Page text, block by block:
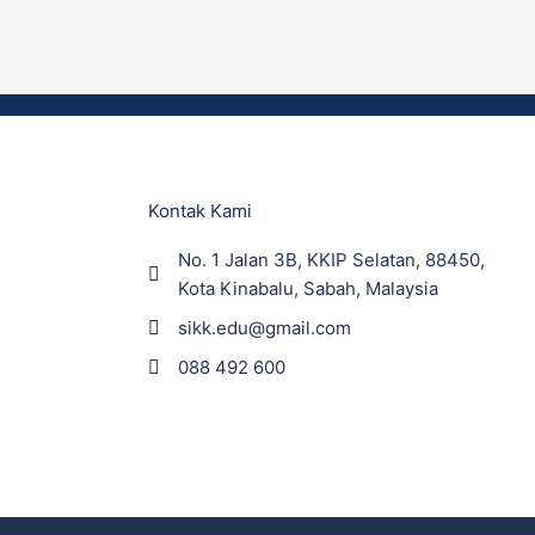
Kontak Kami
No. 1 Jalan 3B, KKIP Selatan, 88450,
Kota Kinabalu, Sabah, Malaysia
sikk.edu@gmail.com
088 492 600